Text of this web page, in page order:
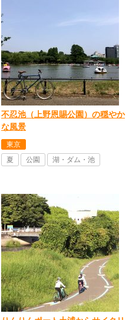
不忍池（上野恩賜公園）の穏やか
な風景
東京
夏
公園 湖・ダム・池